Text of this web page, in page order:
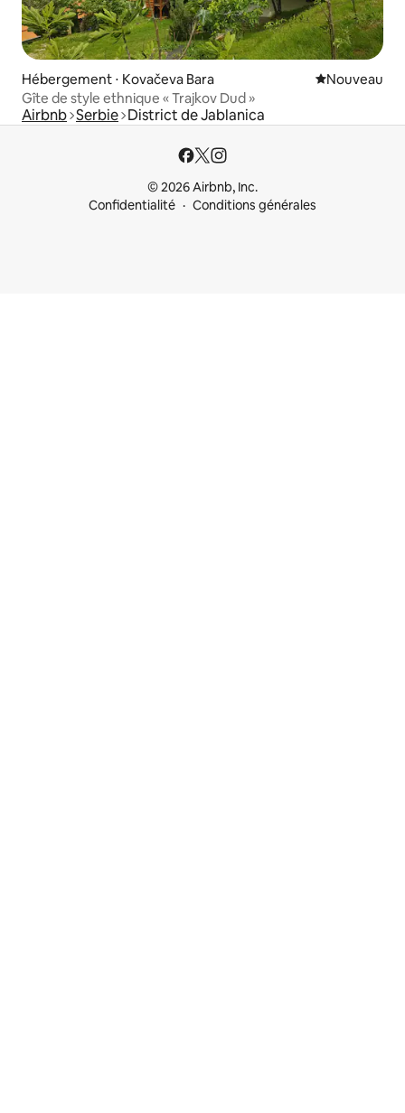
Hébergement ⋅ Kovačeva Bara Nouvel
Nouveau
Gîte de style ethnique « Trajkov Dud »
Airbnb Serbie District de Jablanica
© 2026 Airbnb, Inc.
Confidentialité
Conditions générales